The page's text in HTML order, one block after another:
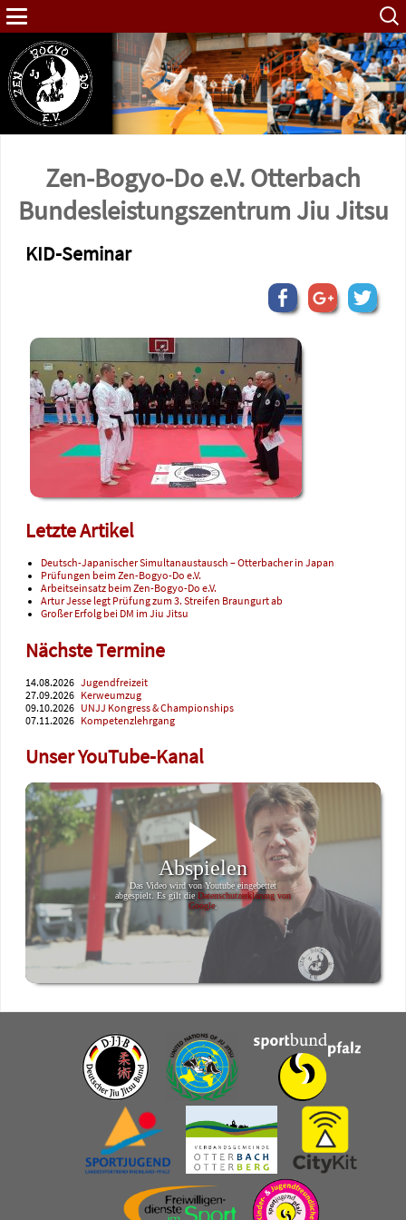
Suche
nach:
Zen-Bogyo-Do e.V. Otterbach
Bundes­leistungs­zentrum Jiu Jitsu
KID-Seminar
Letzte Artikel
Deutsch-Japanischer Simultanaustausch – Otterbacher in Japan
Prüfungen beim Zen-Bogyo-Do e.V.
Arbeitseinsatz beim Zen-Bogyo-Do e.V.
Artur Jesse legt Prüfung zum 3. Streifen Braungurt ab
Großer Erfolg bei DM im Jiu Jitsu
Nächste Termine
14.08.2026 Jugendfreizeit
27.09.2026 Kerweumzug
09.10.2026 UNJJ Kongress & Championships
07.11.2026 Kompetenzlehrgang
Unser YouTube-Kanal